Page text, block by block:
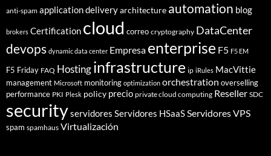
anti-spam application deliveryarchitecture automation blog
brokers Certification cloud correo cryptography DataCenter
devops dynamic data center Empresa enterprise F5 F5 EM
F5 Friday FAQ Hostinginfrastructure ip iRules MacVittie
management Microsoft monitoring optimization orchestration overselling
performance PKI Plesk policy precio private cloud computing Reseller SDC
securityservidores Servidores HSaaSServidores VPS
spam spamhaus Virtualización